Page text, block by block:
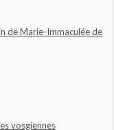
de Marie-Immaculée de
vosgiennes